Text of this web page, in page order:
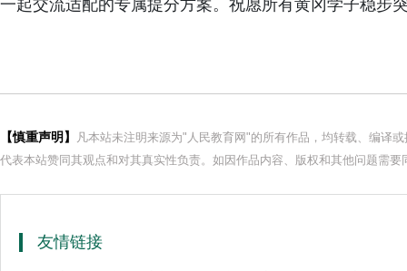
一起交流适配的专属提分方案。祝愿所有黄冈学子稳步
【慎重声明】
凡本站未注明来源为"人民教育网"的所有作品，均转载、编译
代表本站赞同其观点和对其真实性负责。如因作品内容、版权和其他问题需
友情链接